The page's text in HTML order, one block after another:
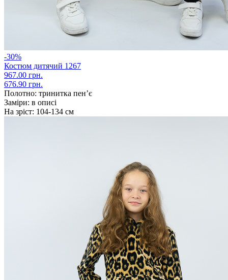
-30%
Костюм дитячий 1267
967.00 грн.
676.90 грн.
Полотно: тринитка пен’є
Заміри: в описі
На зріст: 104-134 см